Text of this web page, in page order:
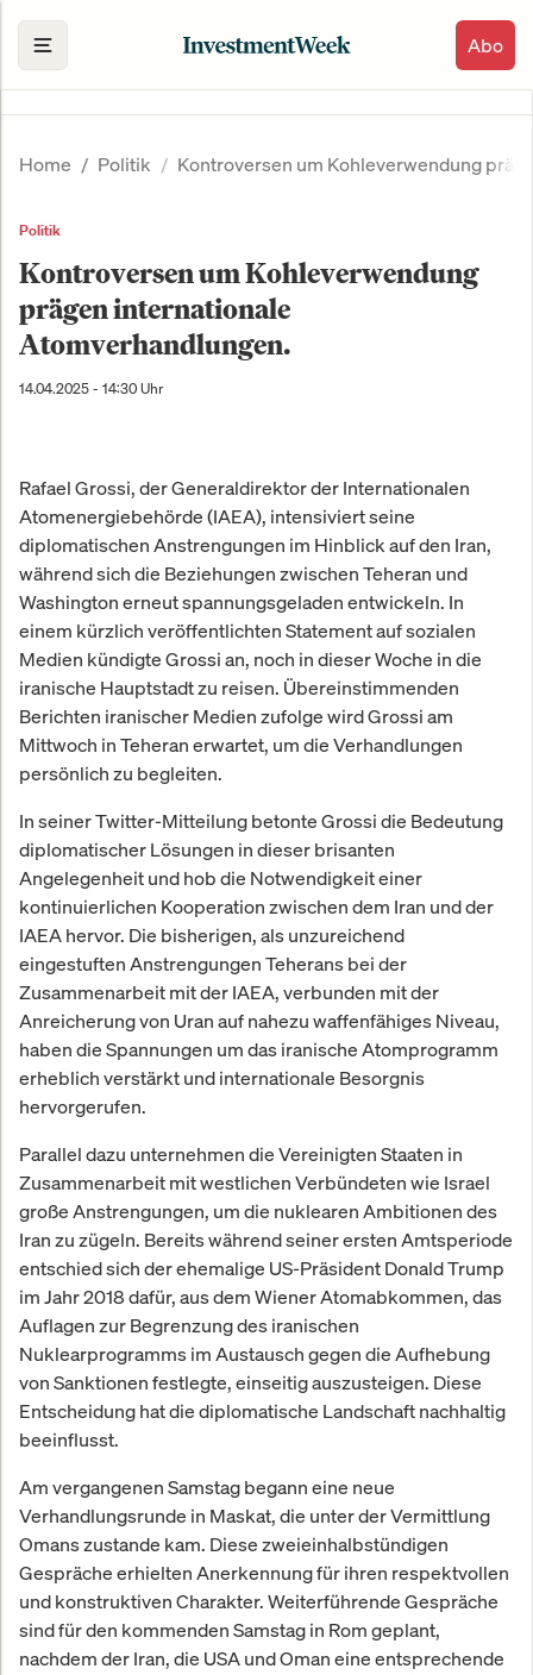
Abo
Home Politik Kontroversen um Kohleverwendung
Politik
Kontroversen um Kohleverwendung
prägen internationale
Atomverhandlungen.
14.04.2025 - 14:30 Uhr
Rafael Grossi, der Generaldirektor der Internationalen
Atomenergiebehörde (IAEA), intensiviert seine
diplomatischen Anstrengungen im Hinblick auf den Iran,
während sich die Beziehungen zwischen Teheran und
Washington erneut spannungsgeladen entwickeln. In
einem kürzlich veröffentlichten Statement auf sozialen
Medien kündigte Grossi an, noch in dieser Woche in die
iranische Hauptstadt zu reisen. Übereinstimmenden
Berichten iranischer Medien zufolge wird Grossi am
Mittwoch in Teheran erwartet, um die Verhandlungen
persönlich zu begleiten.
In seiner Twitter-Mitteilung betonte Grossi die Bedeutung
diplomatischer Lösungen in dieser brisanten
Angelegenheit und hob die Notwendigkeit einer
kontinuierlichen Kooperation zwischen dem Iran und der
IAEA hervor. Die bisherigen, als unzureichend
eingestuften Anstrengungen Teherans bei der
Zusammenarbeit mit der IAEA, verbunden mit der
Anreicherung von Uran auf nahezu waffenfähiges Niveau,
haben die Spannungen um das iranische Atomprogramm
erheblich verstärkt und internationale Besorgnis
hervorgerufen.
Parallel dazu unternehmen die Vereinigten Staaten in
Zusammenarbeit mit westlichen Verbündeten wie Israel
große Anstrengungen, um die nuklearen Ambitionen des
Iran zu zügeln. Bereits während seiner ersten Amtsperiode
entschied sich der ehemalige US-Präsident Donald Trump
im Jahr 2018 dafür, aus dem Wiener Atomabkommen, das
Auflagen zur Begrenzung des iranischen
Nuklearprogramms im Austausch gegen die Aufhebung
von Sanktionen festlegte, einseitig auszusteigen. Diese
Entscheidung hat die diplomatische Landschaft nachhaltig
beeinflusst.
Am vergangenen Samstag begann eine neue
Verhandlungsrunde in Maskat, die unter der Vermittlung
Omans zustande kam. Diese zweieinhalbstündigen
Gespräche erhielten Anerkennung für ihren respektvollen
und konstruktiven Charakter. Weiterführende Gespräche
sind für den kommenden Samstag in Rom geplant,
nachdem der Iran, die USA und Oman eine entsprechende